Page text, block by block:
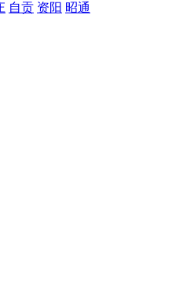
自贡 资阳 昭通